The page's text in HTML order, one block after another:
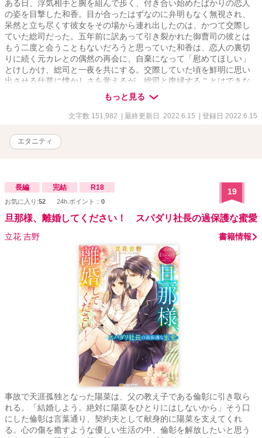
ある日、浮気相手と腕を組んで歩く、付き合い始めたばかりの恋人
の姿を目撃した和香。目が合ったはずなのに弁明もなく無視され、
呆然と立ち尽くす彼女をその場から連れ出したのは、かつて交際し
ていた総司だった。五年前に訳あって引き裂かれた御曹司の彼とは
もう二度と会うこともないだろうと思っていた和香は、恋人の裏切
りに続く元カレとの偶然の再会に、自棄になって「慰めてほしい」
とけしかけ、総司と一夜を共にする。交際していた頃を鮮明に思い
出させる仕草に懐かしさを覚えるが、総司と復縁することはできな
い。「もう会わない」とホテルを後にした和香だが、なぜか総司か
もっと見る
文字数 151,982 | 最終更新日 2022.6.15 | 登録日 2022.6.15
エタニティ
長編 完結 R18
お気に入り:52 24h.ポイント： 0
19
旦那様、離婚してください！ スパダリ社長の過保護な蜜愛
立花 吉野 書籍情報
事故で天涯孤独となった陽菜は、父の教え子である倫彰に引き取ら
れる。「結婚しよう。絶対に陽菜をひとりにはしないから」そう口
にした倫彰は言葉通り、契約夫として献身的に陽菜を支えてくれ
る。心の傷を癒すような優しい生活の中、倫彰を解放したいと思う